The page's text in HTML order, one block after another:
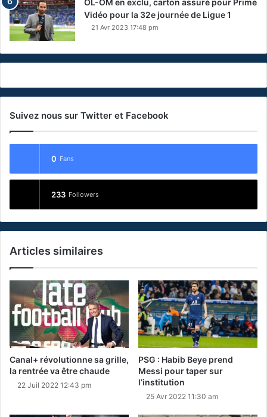
Vidéo pour la 32e journée de Ligue 1
21 Avr 2023 17:48 pm
Suivez nous sur Twitter et Facebook
0 Fans
233 Followers
Articles similaires
Canal+ révolutionne sa grille,
la rentrée va être chaude
22 Juil 2022 12:43 pm
PSG : Habib Beye prend
Messi pour taper sur
l’institution
25 Avr 2022 11:30 am